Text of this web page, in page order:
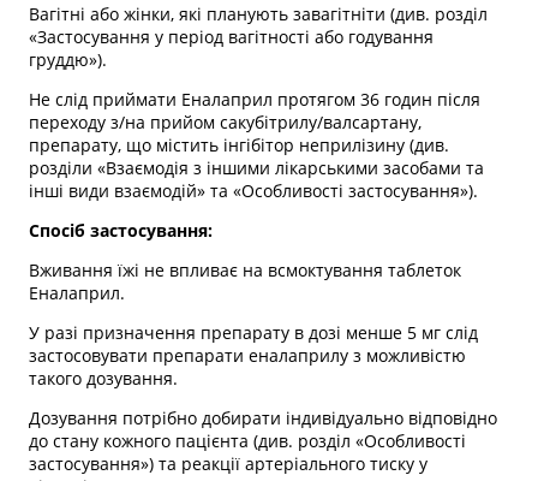
Вагітні або жінки, які планують завагітніти (див. розділ
«Застосування у період вагітності або годування
груддю»).
Не слід приймати Еналаприл протягом 36 годин після
переходу з/на прийом сакубітрилу/валсартану,
препарату, що містить інгібітор неприлізину (див.
розділи «Взаємодія з іншими лікарськими засобами та
інші види взаємодій» та «Особливості застосування»).
Спосіб застосування:
Вживання їжі не впливає на всмоктування таблеток
Еналаприл.
У разі призначення препарату в дозі менше 5 мг слід
застосовувати препарати еналаприлу з можливістю
такого дозування.
Дозування потрібно добирати індивідуально відповідно
до стану кожного пацієнта (див. розділ «Особливості
застосування») та реакції артеріального тиску у